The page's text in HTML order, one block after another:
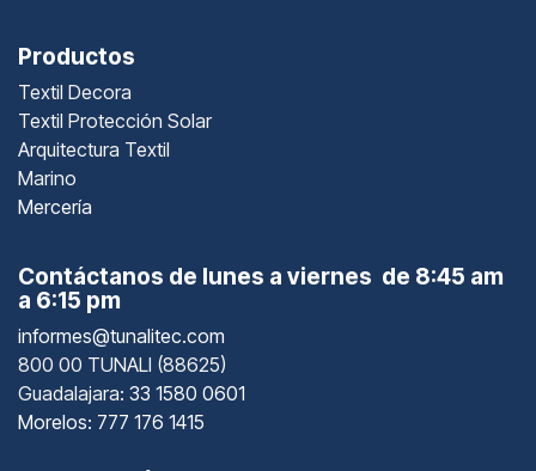
Productos
Textil Decora
Textil Protección Solar
Arquitectura Textil
Marino
Mercería
Contáctanos de lunes a viernes de 8:45 am
a 6:15 pm
informes@tunalitec.com
800 00 TUNALI (88625)
Guadalajara: 33 1580 0601
Morelos: 777 176 1415